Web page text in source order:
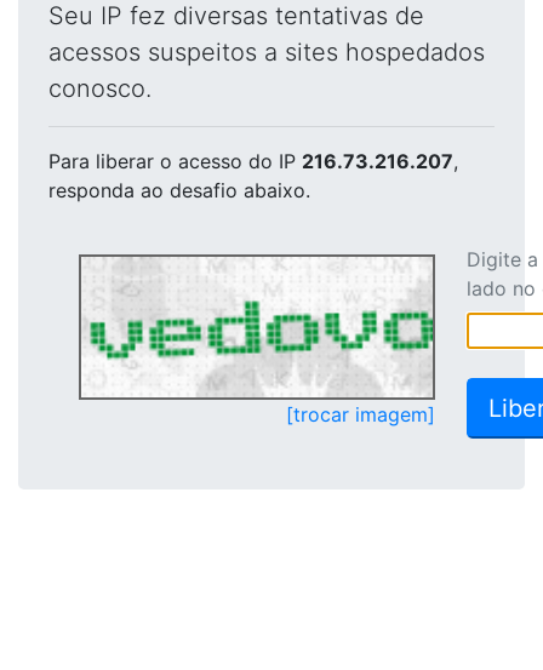
Seu IP fez diversas tentativas de
acessos suspeitos a sites hospedados
conosco.
Para liberar o acesso do IP 216.73.216.207,
responda ao desafio abaixo.
[trocar imagem]
Digite
lado no